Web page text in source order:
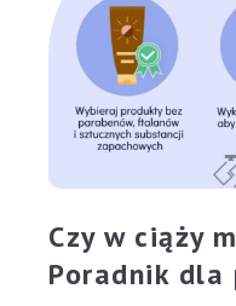
Czy w ciąży
Poradnik dla